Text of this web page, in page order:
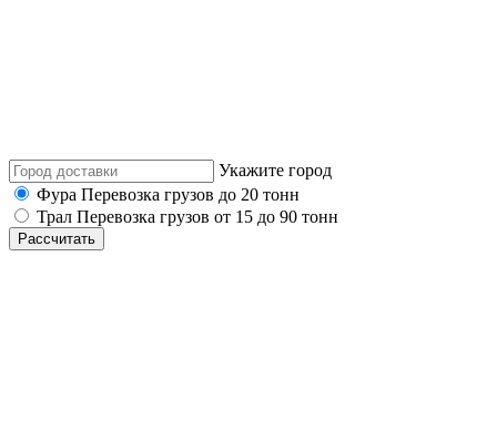
Укажите город
Фура Перевозка грузов до 20 тонн
Трал Перевозка грузов от 15 до 90 тонн
Рассчитать